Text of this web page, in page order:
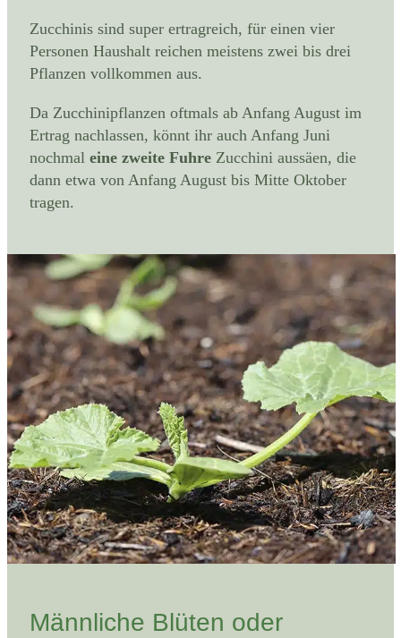
Zucchinis sind super ertragreich, für einen vier
Personen Haushalt reichen meistens zwei bis drei
Pflanzen vollkommen aus.
Da Zucchinipflanzen oftmals ab Anfang August im
Ertrag nachlassen, könnt ihr auch Anfang Juni
nochmal eine zweite Fuhre Zucchini aussäen, die
dann etwa von Anfang August bis Mitte Oktober
tragen.
Männliche Blüten oder